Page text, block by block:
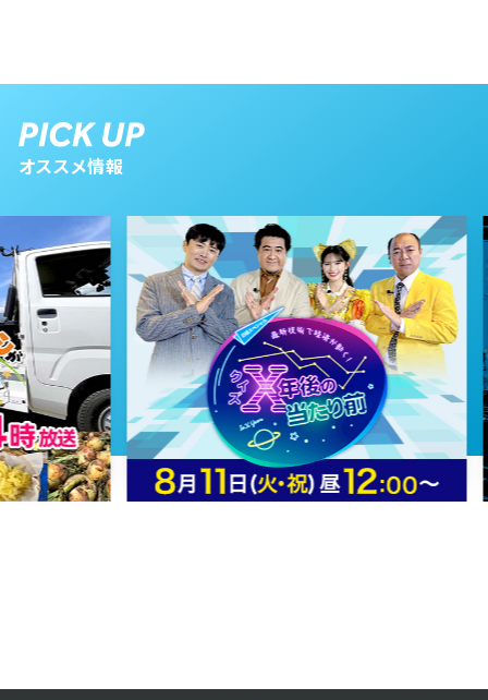
オススメ情報